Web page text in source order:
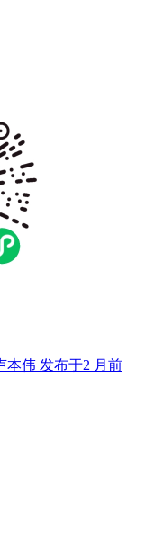
本伟 发布于2 月前